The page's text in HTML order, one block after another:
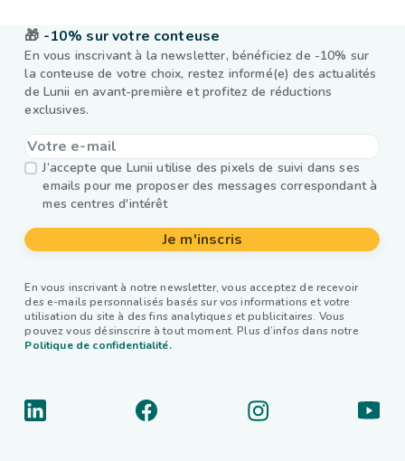
🎁 -10% sur votre conteuse
En vous inscrivant à la newsletter, bénéficiez de -10% sur
la conteuse de votre choix, restez informé(e) des actualités
de Lunii en avant-première et profitez de réductions
exclusives.
J’accepte que Lunii utilise des pixels de suivi dans ses
emails pour me proposer des messages correspondant à
mes centres d'intérêt
Je m'inscris
En vous inscrivant à notre newsletter, vous acceptez de recevoir
des e-mails personnalisés basés sur vos informations et votre
utilisation du site à des fins analytiques et publicitaires. Vous
pouvez vous désinscrire à tout moment. Plus d’infos dans notre
Politique de confidentialité.